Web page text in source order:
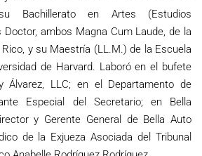
Bachillerato en Artes (Estudios
ambos Magna Cum Laude, de la
y su Maestría (LL.M.) de la Escuela
de Harvard. Laboró en el bufete
Álvarez, LLC; en el Departamento de
Especial del Secretario; en Bella
y Gerente General de Bella Auto
de la Exjueza Asociada del Tribunal